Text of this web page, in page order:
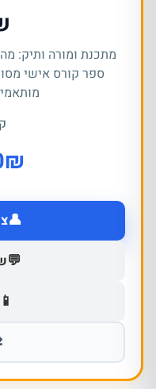
מתכנת ומורה ותיק:
ספר קורס אישי
₪
👤
💬
📱